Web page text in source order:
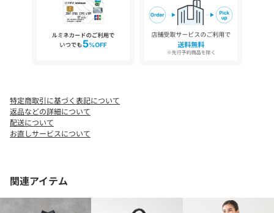
特定商取引に基づく表記について
返品などの詳細について
配送について
お直しサービスについて
関連アイテム